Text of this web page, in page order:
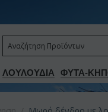
ΛΟΥΛΟΥΔΙΑ ΦΥΤΑ-